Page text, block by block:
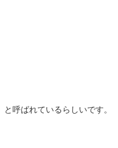
と呼ばれているらしいです。